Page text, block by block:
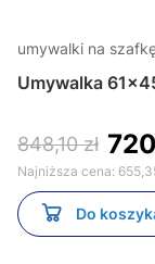
umywalki na
Umywalka
848,10 zł
Najniższa cena:
Do